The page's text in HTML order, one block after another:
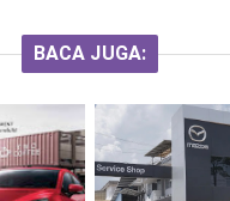
BACA JUGA: